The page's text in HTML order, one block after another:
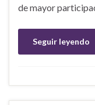
de mayor
Seguir leyendo